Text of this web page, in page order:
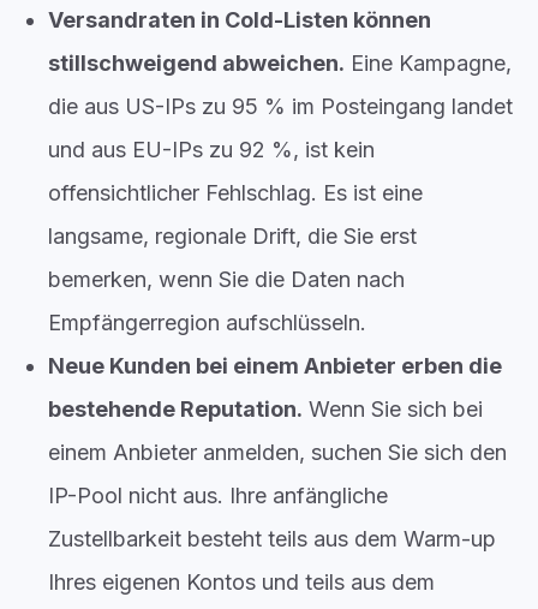
Versandraten in Cold-Listen können
stillschweigend abweichen. Eine Kampagne,
die aus US-IPs zu 95 % im Posteingang landet
und aus EU-IPs zu 92 %, ist kein
offensichtlicher Fehlschlag. Es ist eine
langsame, regionale Drift, die Sie erst
bemerken, wenn Sie die Daten nach
Empfängerregion aufschlüsseln.
Neue Kunden bei einem Anbieter erben die
bestehende Reputation. Wenn Sie sich bei
einem Anbieter anmelden, suchen Sie sich den
IP-Pool nicht aus. Ihre anfängliche
Zustellbarkeit besteht teils aus dem Warm-up
Ihres eigenen Kontos und teils aus dem